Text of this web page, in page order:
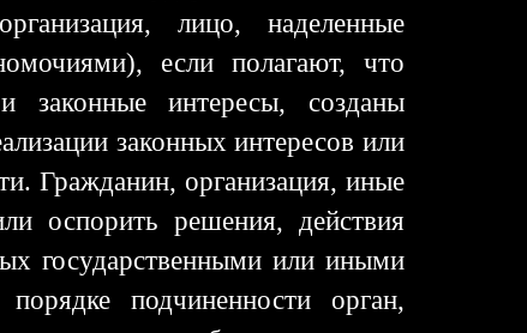
лицо, наделенные
если полагают, что
интересы, созданы
законных интересов или
Гражданин, организация, иные
оспорить решения, действия
государственными или иными
подчиненности орган,